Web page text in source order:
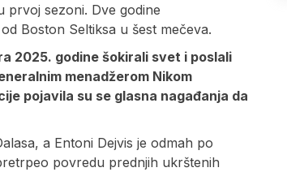
prvoj sezoni. Dve godine
Boston Seltiksa u šest mečeva.
2025. godine šokirali svet i poslali
menadžerom Nikom
pojavila su se glasna nagađanja da
a Entoni Dejvis je odmah po
povredu prednjih ukrštenih